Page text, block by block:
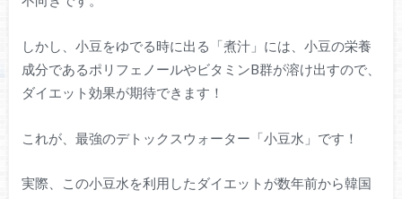
しかし、小豆をゆでる時に出る「煮汁」には、小豆の栄養
成分であるポリフェノールやビタミンB群が溶け出すので、
ダイエット効果が期待できます！
これが、最強のデトックスウォーター「小豆水」です！
実際、この小豆水を利用したダイエットが数年前から韓国